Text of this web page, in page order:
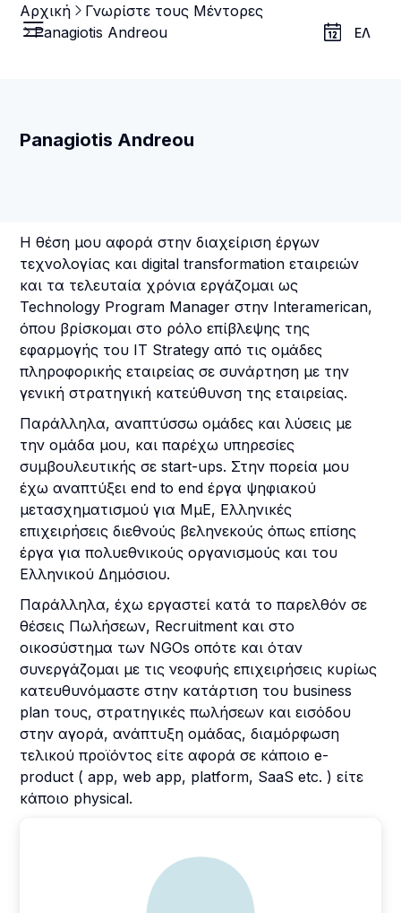
ΕΛ
Αρχική
Γνωρίστε τους Μέντορες
Panagiotis Andreou
Panagiotis Andreou
Η θέση μου αφορά στην διαχείριση έργων
τεχνολογίας και digital transformation εταιρειών
και τα τελευταία χρόνια εργάζομαι ως
Technology Program Manager στην Interamerican,
όπου βρίσκομαι στο ρόλο επίβλεψης της
εφαρμογής του IT Strategy από τις ομάδες
πληροφορικής εταιρείας σε συνάρτηση με την
γενική στρατηγική κατεύθυνση της εταιρείας.
Παράλληλα, αναπτύσσω ομάδες και λύσεις με
την ομάδα μου, και παρέχω υπηρεσίες
συμβουλευτικής σε start-ups. Στην πορεία μου
έχω αναπτύξει end to end έργα ψηφιακού
μετασχηματισμού για ΜμΕ, Ελληνικές
επιχειρήσεις διεθνούς βεληνεκούς όπως επίσης
έργα για πολυεθνικούς οργανισμούς και του
Ελληνικού Δημόσιου.
Παράλληλα, έχω εργαστεί κατά το παρελθόν σε
θέσεις Πωλήσεων, Recruitment και στο
οικοσύστημα των NGOs οπότε και όταν
συνεργάζομαι με τις νεοφυής επιχειρήσεις κυρίως
κατευθυνόμαστε στην κατάρτιση του business
plan τους, στρατηγικές πωλήσεων και εισόδου
στην αγορά, ανάπτυξη ομάδας, διαμόρφωση
τελικού προϊόντος είτε αφορά σε κάποιο e-
product ( app, web app, platform, SaaS etc. ) είτε
κάποιο physical.